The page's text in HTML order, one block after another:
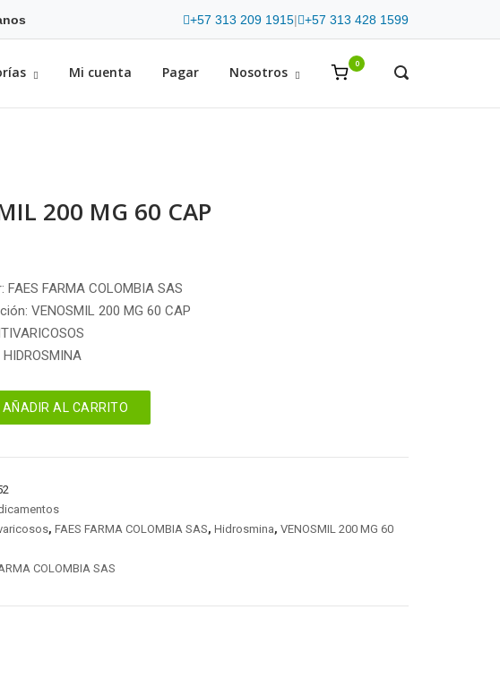
+57 313 209 1915| +57 313 428 1599
Mi cuenta Pagar Nosotros
View
cart
0
OPEN
200 MG 60 CAP
FAES FARMA COLOMBIA SAS
VENOSMIL 200 MG 60 CAP
AÑADIR AL CARRITO
, FAES FARMA COLOMBIA SAS, Hidrosmina, VENOSMIL 200 MG 60
COLOMBIA SAS